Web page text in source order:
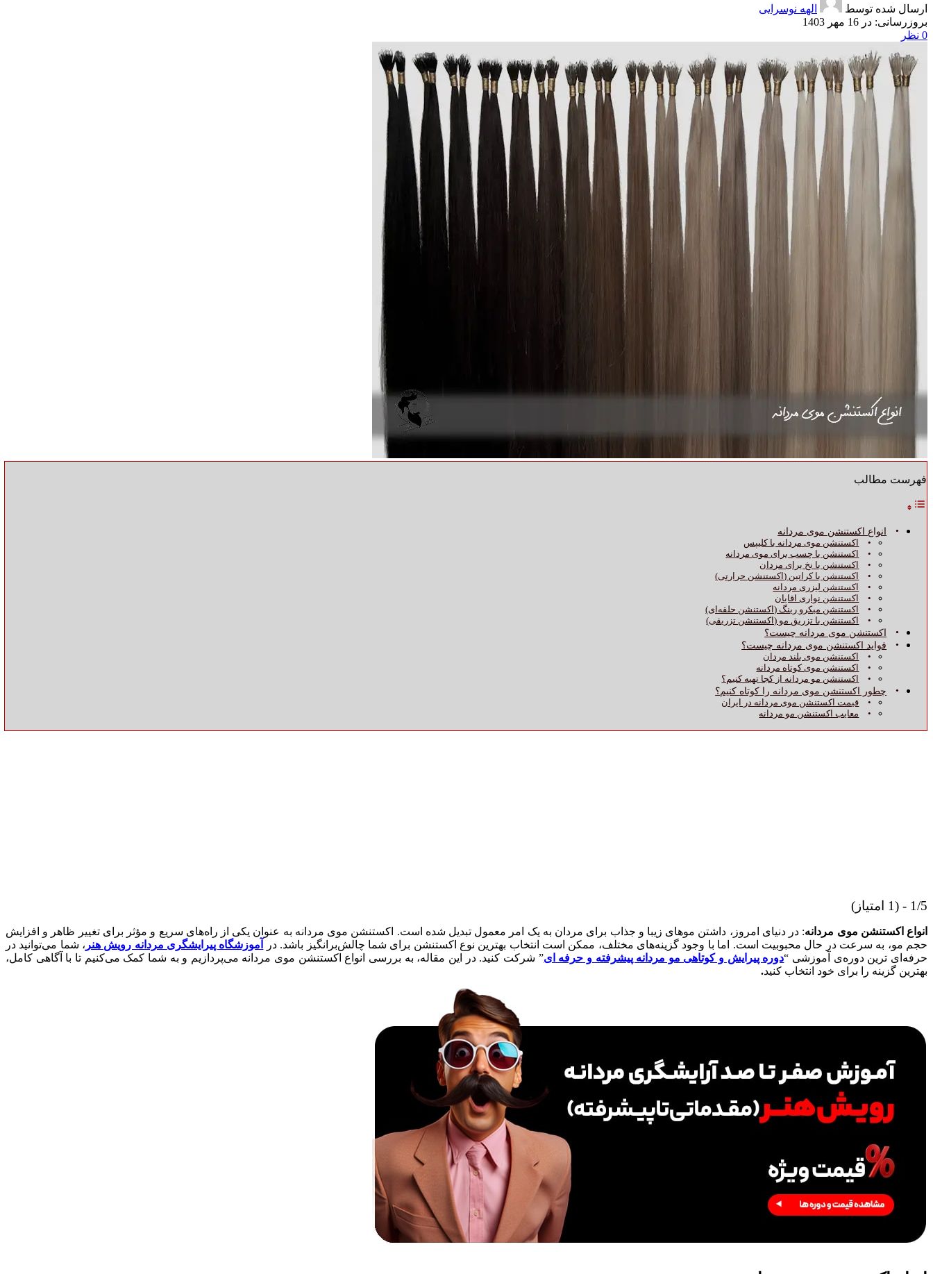
ارسال شده توسط
الهه نوسرایی
در 16 مهر 1403
0 نظر
فهرست مطالب
انواع اکستنشن موی مردانه
اکستنشن موی مردانه با کلیپس
اکستنشن با چسب برای موی مردانه
اکستنشن با نخ برای مردان
اکستنشن با کراتین (اکستنشن حرارتی)
اکستنشن لیزری مردانه
اکستنشن نواری اقایان
اکستنشن میکرو رینگ (اکستنشن حلقه‌ای)
اکستنشن با تزریق مو (اکستنشن تزریقی)
اکستنشن موی مردانه چیست؟
فواید اکستنشن موی مردانه چیست؟
اکستنشن موی بلند مردان
اکستنشن موی کوتاه مردانه
اکستنشن مو مردانه از کجا تهیه کنیم؟
چطور اکستنشن موی مردانه را کوتاه کنیم؟
قیمت اکستنشن موی مردانه در ایران
معایب اکستنشن مو مردانه
1/5 - (1 امتیاز)
انواع اکستنشن موی مردانه: در دنیای امروز، داشتن موهای زیبا و جذاب برای مردان به یک امر معمول تبدیل شده است. اکستنشن موی مردانه به عنوان یکی از راه‌های سریع و مؤثر برای تغییر ظاهر و افزایش
حجم مو، به سرعت در حال محبوبیت است. اما با وجود گزینه‌های مختلف، ممکن است انتخاب بهترین نوع اکستنشن برای شما چالش‌برانگیز باشد. در آموزشگاه پیرایشگری مردانه رویش هنر ، شما می‌توانید در
حرفه‌ای ترین دوره‌ی آموزشی “دوره پیرایش و کوتاهی مو مردانه پیشرفته و حرفه ای” شرکت کنید. در این مقاله، به بررسی انواع اکستنشن موی مردانه می‌پردازیم و به شما کمک می‌کنیم تا با آگاهی کامل،
بهترین گزینه را برای خود انتخاب کنید.